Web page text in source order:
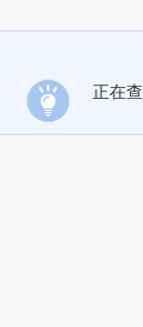
正在